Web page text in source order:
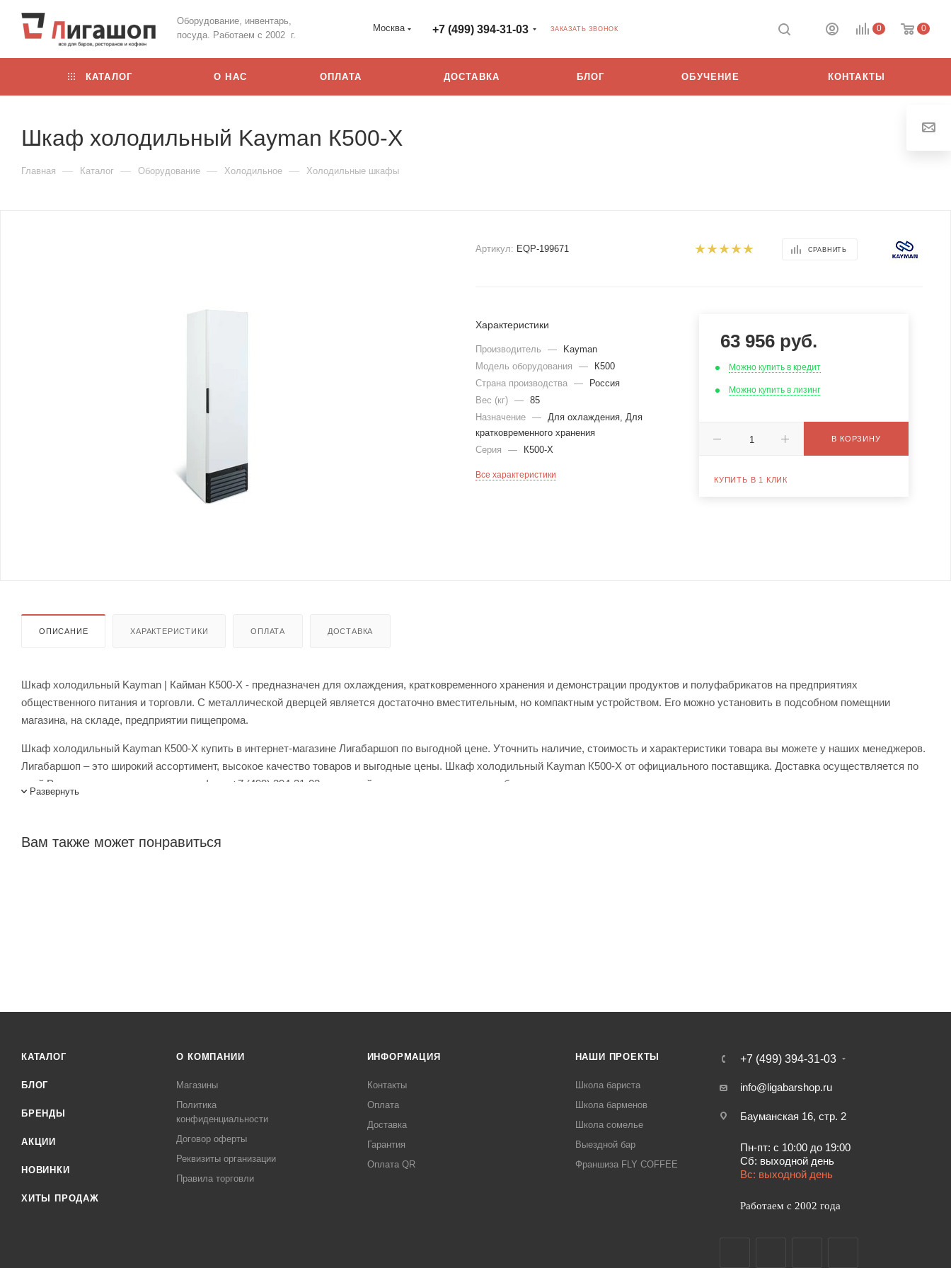
Оборудование, инвентарь,
посуда. Работаем с 2002 г.
Москва +7 (499) 394-31-03 ЗАКАЗАТЬ ЗВОНОК 0 0
КАТАЛОГ О НАС ОПЛАТА ДОСТАВКА БЛОГ ОБУЧЕНИЕ КОНТАКТЫ
Шкаф холодильный Kayman К500-Х
Главная — Каталог — Оборудование — Холодильное — Холодильные шкафы
Артикул: EQP-199671 СРАВНИТЬ
Характеристики
Производитель —
Kayman
Модель оборудования
—
К500
Страна производства —
Россия
Вес (кг) — 85
Назначение — Для охлаждения, Для
кратковременного хранения
Серия
— К500-Х
Все характеристики
63 956 руб.
Можно купить в кредит
Можно купить в лизинг
В КОРЗИНУ
КУПИТЬ В 1 КЛИК
ОПИСАНИЕ ХАРАКТЕРИСТИКИ ОПЛАТА ДОСТАВКА
Шкаф холодильный Kayman | Кайман К500-Х - предназначен для охлаждения, кратковременного хранения и демонстрации продуктов и полуфабрикатов на предприятиях
общественного питания и торговли. С металлической дверцей является достаточно вместительным, но компактным устройством. Его можно установить в подсобном помещнии
магазина, на складе, предприятии пищепрома.
Шкаф холодильный Kayman К500-Х купить в интернет-магазине Лигабаршоп по выгодной цене. Уточнить наличие, стоимость и характеристики товара вы можете у наших менеджеров.
Лигабаршоп – это широкий ассортимент, высокое качество товаров и выгодные цены. Шкаф холодильный Kayman К500-Х от официального поставщика. Доставка осуществляется по
всей России, заказать можно по телефону +7 (499) 394-31-03 или онлайн через корзину личного кабинета.
Развернуть
Вам также может понравиться
КАТАЛОГ
БЛОГ
БРЕНДЫ
АКЦИИ
НОВИНКИ
ХИТЫ ПРОДАЖ
О КОМПАНИИ
Магазины
Политика
конфиденциальности
Договор оферты
Реквизиты организации
Правила торговли
ИНФОРМАЦИЯ
Контакты
Оплата
Доставка
Гарантия
Оплата QR
НАШИ ПРОЕКТЫ
Школа бариста
Школа барменов
Школа сомелье
Выездной бар
Франшиза FLY COFFEE
+7 (499) 394-31-03
info@ligabarshop.ru
Бауманская 16, стр. 2
Пн-пт: с 10:00 до 19:00
Сб: выходной день
Вс: выходной день
Работаем с 2002 года